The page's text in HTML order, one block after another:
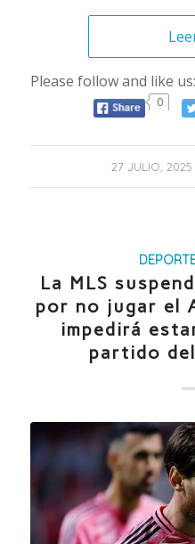
Please follow and like us:
0
27 JULIO, 2025
/
La MLS
por no jugar el
impedirá
partido